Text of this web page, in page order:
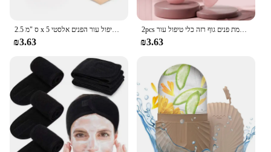
₪3.63
2pcs פנים רולר מעסה גושה לוח שרפים קמטים מסיר עיסוי רולר עבור הרמת פנים גוף רזה כלי טיפול עור
₪3.63